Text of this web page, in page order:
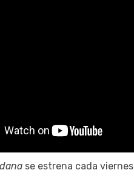
se estrena cada